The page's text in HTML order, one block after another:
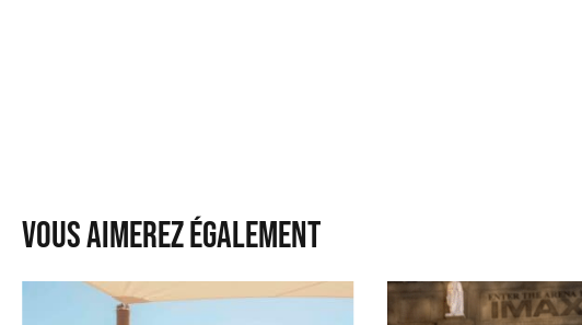
Vous aimerez également